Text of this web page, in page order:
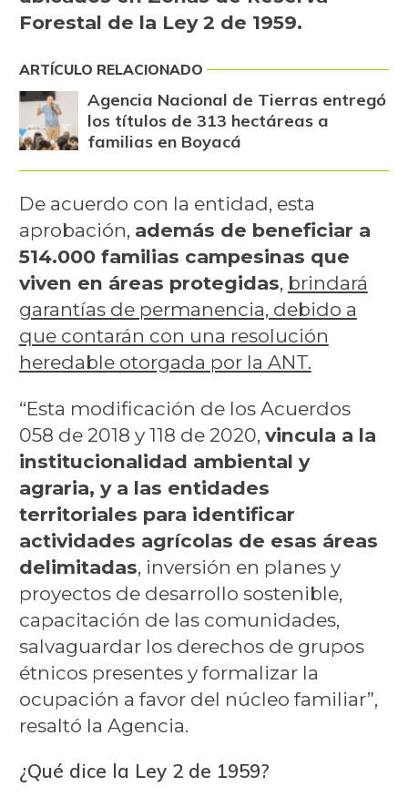
Forestal de la Ley 2 de 1959.
ARTÍCULO RELACIONADO
Agencia Nacional de Tierras entregó
los títulos de 313 hectáreas a
familias en Boyacá
De acuerdo con la entidad, esta
aprobación, además de beneficiar a
514.000 familias campesinas que
viven en áreas protegidas, brindará
garantías de permanencia, debido a
que contarán con una resolución
heredable otorgada por la ANT.
“Esta modificación de los Acuerdos
058 de 2018 y 118 de 2020, vincula a la
institucionalidad ambiental y
agraria, y a las entidades
territoriales para identificar
actividades agrícolas de esas áreas
delimitadas, inversión en planes y
proyectos de desarrollo sostenible,
capacitación de las comunidades,
salvaguardar los derechos de grupos
étnicos presentes y formalizar la
ocupación a favor del núcleo familiar”,
resaltó la Agencia.
¿Qué dice la Ley 2 de 1959?